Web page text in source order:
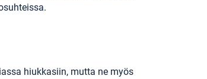
hiukkasiin, mutta ne myös